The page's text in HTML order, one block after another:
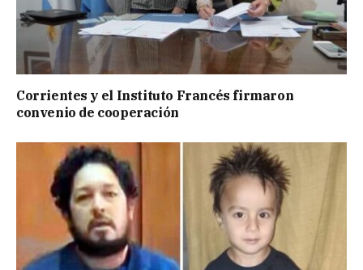
Corrientes y el Instituto Francés firmaron
convenio de cooperación